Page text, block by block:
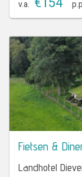
v.a.
Fietsen &
Landhotel